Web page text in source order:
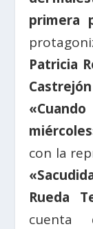
primera
Patricia
Castrejón
con la
Rueda